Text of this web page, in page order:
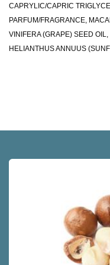
CAPRYLIC/CAPRIC
PARFUM/FRAGRANCE,
VINIFERA (GRAPE) SEED
HELIANTHUS ANNUUS